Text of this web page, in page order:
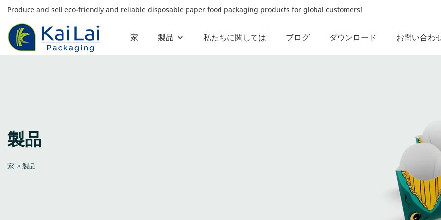
Produce and sell eco-friendly and reliable disposable paper food packaging products for global customers!
家 製品 私たちに関しては ブログ ダウンロード お問い合わ
製品
家 > 製品